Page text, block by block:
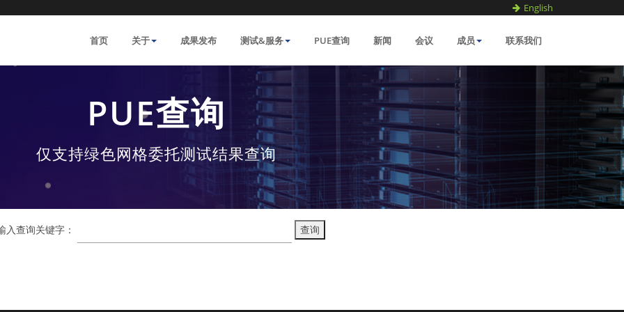
English
首页 关于 成果发布 测试&服务 PUE查询 新闻 会议 成员 联系我们
PUE查询
仅支持绿色网格委托测试结果查询
入查询关键字：